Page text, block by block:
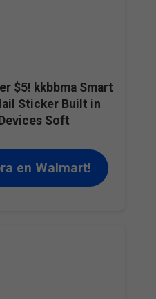
$5! kkbbma Smart
Sticker Built in
Soft
en Walmart!